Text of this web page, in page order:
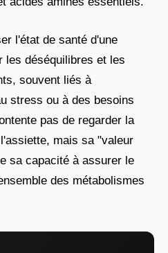
l'état de santé d'une
les déséquilibres et les
souvent liés à
stress ou à des besoins
pas de regarder la
mais sa "valeur
sa capacité à assurer le
des métabolismes